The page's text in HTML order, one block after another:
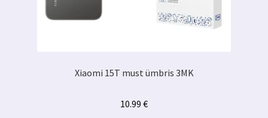
Xiaomi 15T must ümbris 3MK
10.99 €